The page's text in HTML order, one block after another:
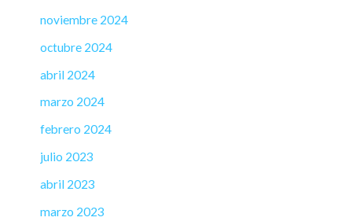
noviembre 2024
octubre 2024
abril 2024
marzo 2024
febrero 2024
julio 2023
abril 2023
marzo 2023